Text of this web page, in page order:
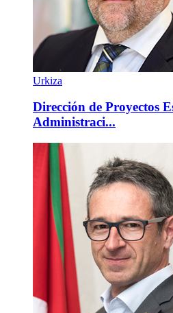
Urkiza
Dirección de Proyectos
Administraci...